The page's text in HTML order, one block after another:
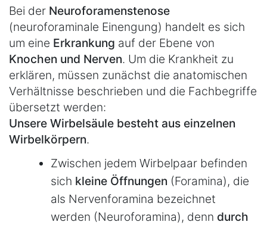
Bei der Neuroforamenstenose
(neuroforaminale Einengung) handelt es sich
um eine Erkrankung auf der Ebene von
Knochen und Nerven. Um die Krankheit zu
erklären, müssen zunächst die anatomischen
Verhältnisse beschrieben und die Fachbegriffe
übersetzt werden:
Unsere Wirbelsäule besteht aus einzelnen
Wirbelkörpern.
Zwischen jedem Wirbelpaar befinden
sich kleine Öffnungen (Foramina), die
als Nervenforamina bezeichnet
werden (Neuroforamina), denn durch